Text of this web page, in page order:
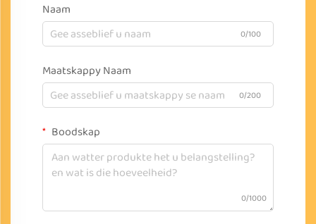
Naam
0/100
Maatskappy Naam
0/200
Boodskap
0/1000